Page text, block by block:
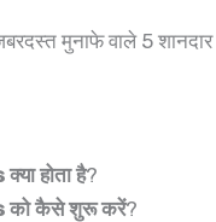
मुनाफे वाले 5
होता है?
को कैसे शुरू करें?